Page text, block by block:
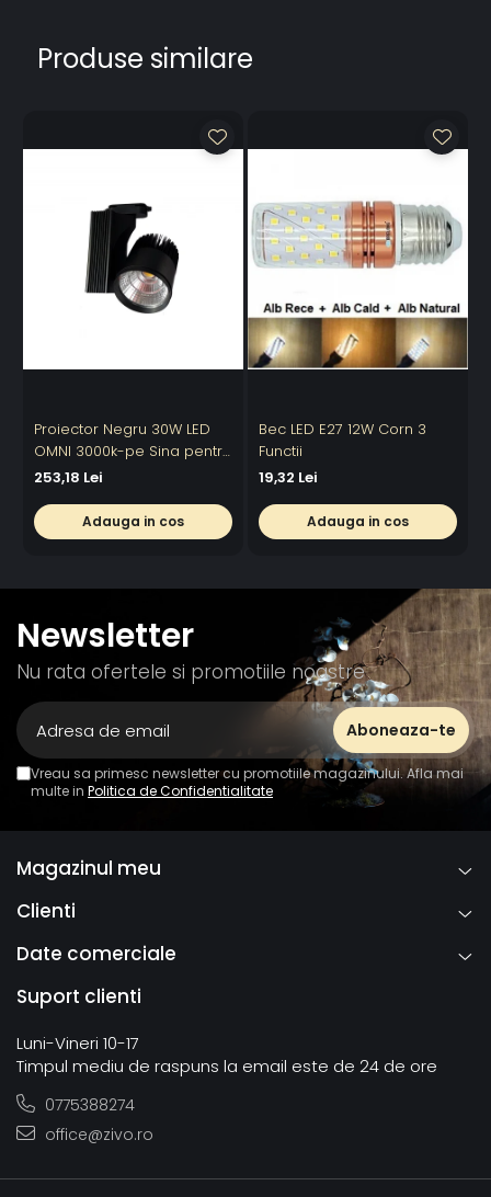
Produse similare
Proiector Negru 30W LED
OMNI 3000k-pe Sina pentru
Display Magazin
253,18 Lei
Adauga in cos
Bec LED E27 12W Corn 3
Functii
19,32 Lei
Adauga in cos
Newsletter
Nu rata ofertele si promotiile noastre
Vreau sa primesc newsletter cu promotiile magazinului. Afla mai
multe in Politica de Confidentialitate
Magazinul meu
Clienti
Date comerciale
Suport clienti
Luni-Vineri 10-17
Timpul mediu de raspuns la email este de 24 de ore
0775388274
office@zivo.ro